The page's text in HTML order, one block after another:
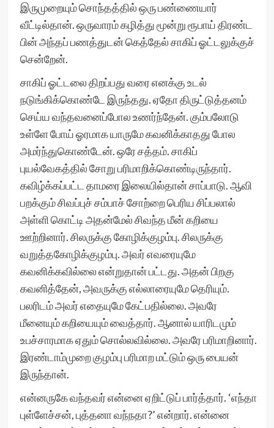
இருமுறையும் சொந்தத்தில் ஒரு பண்ணையார்
வீட்டில்தான். ஒருவாரம் கழித்து மூன்று ரூபாய் திரண்ட
பின் அந்தப் பணத்துடன் கெத்தேல் சாகிப் ஓட்டலுக்குச்
சென்றேன்.
சாகிப் ஓட்டலை திறப்பது வரை எனக்கு உடல்
நடுங்கிக்கொண்டே இருந்தது. ஏதோ திருட்டுத்தனம்
செய்ய வந்தவனைப்போல உணர்ந்தேன். கும்பலோடு
உள்ளே போய் ஓரமாக யாருமே கவனிக்காதது போல
அமர்ந்துகொண்டேன். ஒரே சத்தம். சாகிப்
புயல்வேகத்தில் சோறு பரிமாறிக்கொண்டிருந்தார்.
கவிழ்க்கப்பட்ட தாமரை இலையில்தான் சாப்பாடு. ஆவி
பறக்கும் சிவப்புச் சம்பாச் சோற்றை பெரிய சிப்பலால்
அள்ளி கொட்டி அதன்மேல் சிவந்த மீன் கறியை
ஊற்றினார். சிலருக்கு கோழிக்குழம்பு. சிலருக்கு
வறுத்தகோழிக்குழம்பு. அவர் எவரையுமே
கவனிக்கவில்லை என்றுதான் பட்டது. அதன் பிறகு
கவனித்தேன், அவருக்கு எல்லாரையுமே தெரியும்.
பலரிடம் அவர் எதையுமே கேட்பதில்லை. அவரே
மீனையும் கறியையும் வைத்தார். ஆனால் யாரிடமும்
உபச்சாரமாக ஏதும் சொல்லவில்லை. அவரே பரிமாறினார்.
இரண்டாம்முறை குழம்பு பரிமாற மட்டும் ஒரு பையன்
இருந்தான்.
என்னருகே வந்தவர் என்னை ஏறிட்டுப் பார்த்தார். ‘எந்தா
புள்ளேச்சன், புத்தனா வந்நதா?’ என்றார். என்னை